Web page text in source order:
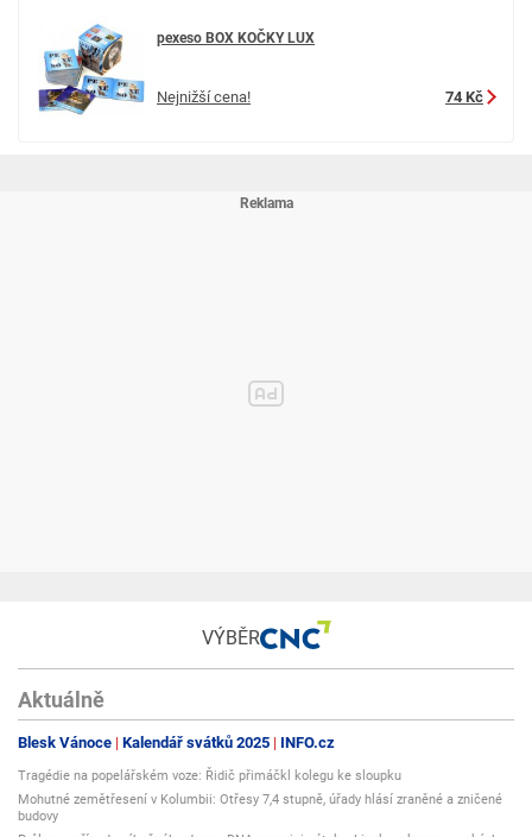
pexeso BOX KOČKY LUX
Nejnižší cena! 74 Kč
VÝBĚR
Aktuálně
Blesk Vánoce Kalendář svátků 2025 INFO.cz
Tragédie na popelářském voze: Řidič přimáčkl kolegu ke sloupku
Mohutné zemětřesení v Kolumbii: Otřesy 7,4 stupně, úřady hlásí zraněné a zničené
budovy